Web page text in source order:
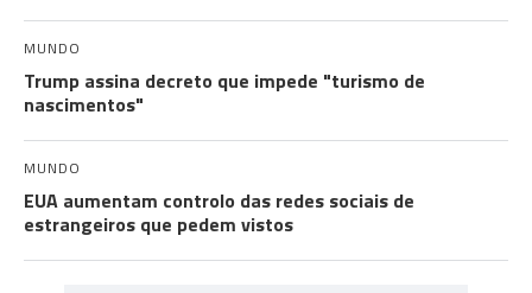
MUNDO
Trump assina decreto que impede "turismo de
nascimentos"
MUNDO
EUA aumentam controlo das redes sociais de
estrangeiros que pedem vistos